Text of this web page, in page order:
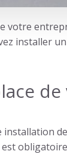
votre
installer
installation de